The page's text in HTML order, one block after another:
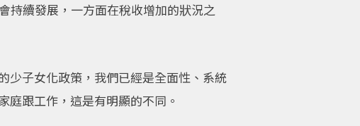
持續發展，一方面在稅收增加的狀況之
少子女化政策，我們已經是全面性、系統
跟工作，這是有明顯的不同。